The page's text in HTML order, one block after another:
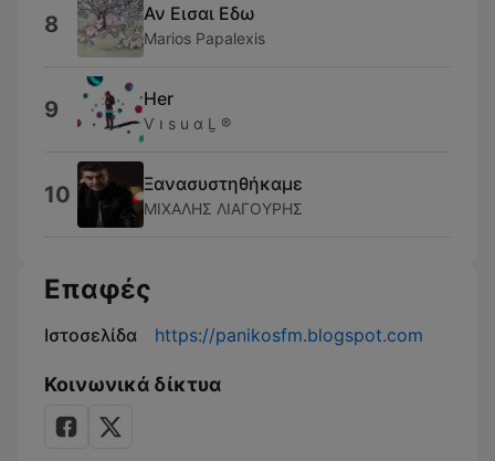
8 Αν Εισαι Εδω
Marios Papalexis
9 Her
Ѵ ו ѕ u ɑ Ḻ ®
10 Ξανασυστηθήκαμε
ΜΙΧΑΛΗΣ ΛΙΑΓΟΥΡΗΣ
Επαφές
Ιστοσελίδα https://panikosfm.blogspot.com
Κοινωνικά δίκτυα